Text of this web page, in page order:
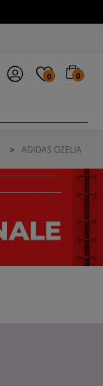
0 0
> ADIDAS OZELIA